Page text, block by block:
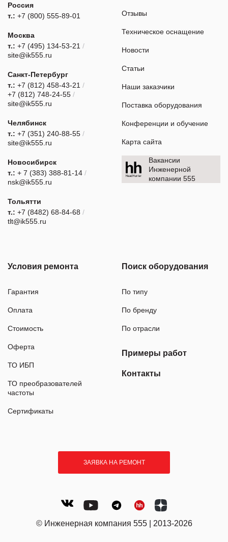
Россия
т.: +7 (800) 555-89-01
Москва
т.: +7 (495) 134-53-21 /
site@ik555.ru
Санкт-Петербург
т.: +7 (812) 458-43-21 /
+7 (812) 748-24-55 /
site@ik555.ru
Челябинск
т.: +7 (351) 240-88-55 /
site@ik555.ru
Новосибирск
т.: + 7 (383) 388-81-14 /
nsk@ik555.ru
Тольятти
т.: +7 (8482) 68-84-68 /
tlt@ik555.ru
Отзывы
Техническое оснащение
Новости
Статьи
Наши заказчики
Поставка оборудования
Конференции и обучение
Карта сайта
Вакансии
Инженерной
компании 555
Условия ремонта
Гарантия
Оплата
Стоимость
Оферта
ТО ИБП
ТО преобразователей
частоты
Сертификаты
Поиск оборудования
По типу
По бренду
По отрасли
Примеры работ
Контакты
ЗАЯВКА НА РЕМОНТ
© Инженерная компания 555 | 2013-2026